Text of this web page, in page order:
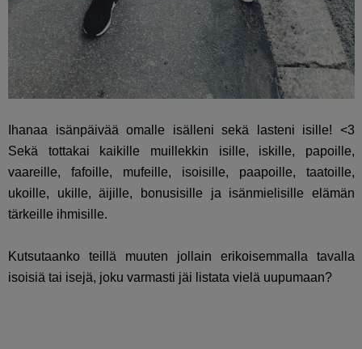
Ihanaa isänpäivää omalle isälleni sekä lasteni isille! <3
Sekä tottakai kaikille muillekkin isille, iskille, papoille,
vaareille, fafoille, mufeille, isoisille, paapoille, taatoille,
ukoille, ukille, äijille, bonusisille ja isänmielisille elämän
tärkeille ihmisille.
Kutsutaanko teillä muuten jollain erikoisemmalla tavalla
isoisiä tai isejä, joku varmasti jäi listata vielä uupumaan?